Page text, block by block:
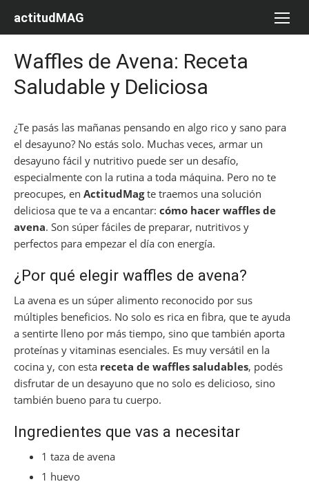
actitudMAG
Waffles de Avena: Receta
Saludable y Deliciosa
¿Te pasás las mañanas pensando en algo rico y sano para
el desayuno? No estás solo. Muchas veces, armar un
desayuno fácil y nutritivo puede ser un desafío,
especialmente con la rutina a toda máquina. Pero no te
preocupes, en ActitudMagte traemos una solución
deliciosa que te va a encantar: cómo hacer waffles de
avena. Son súper fáciles de preparar, nutritivos y
perfectos para empezar el día con energía.
¿Por qué elegir waffles de avena?
La avena es un súper alimento reconocido por sus
múltiples beneficios. No solo es rica en fibra, que te ayuda
a sentirte lleno por más tiempo, sino que también aporta
proteínas y vitaminas esenciales. Es muy versátil en la
cocina y, con esta receta de waffles saludables, podés
disfrutar de un desayuno que no solo es delicioso, sino
también bueno para tu cuerpo.
Ingredientes que vas a necesitar
1 taza de avena
1 huevo